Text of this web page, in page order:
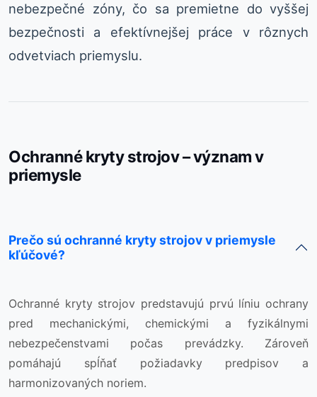
nebezpečné zóny, čo sa premietne do vyššej
bezpečnosti a efektívnejšej práce v rôznych
odvetviach priemyslu.
Ochranné kryty strojov – význam v
priemysle
Prečo sú ochranné kryty strojov v priemysle
kľúčové?
Ochranné kryty strojov predstavujú prvú líniu ochrany
pred mechanickými, chemickými a fyzikálnymi
nebezpečenstvami počas prevádzky. Zároveň
pomáhajú spĺňať požiadavky predpisov a
harmonizovaných noriem.